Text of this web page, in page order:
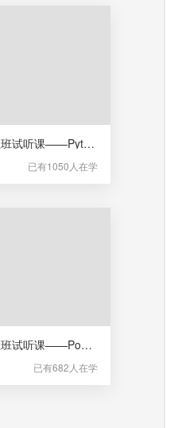
CDA数据分析就业班试听课——Python编程基础与数据清洗
已有1050人在学
CDA数据分析就业班试听课——Power BI商业智能分析
已有682人在学